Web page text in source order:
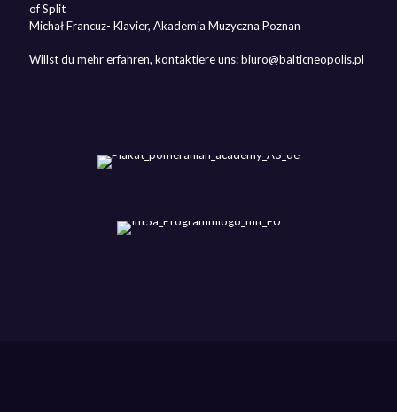
of Split
Michał Francuz- Klavier, Akademia Muzyczna Poznan
Willst du mehr erfahren, kontaktiere uns: biuro@balticneopolis.pl